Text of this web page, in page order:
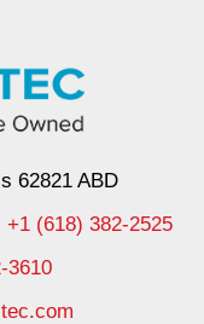
62821 ABD
+1 (618) 382-2525
3610